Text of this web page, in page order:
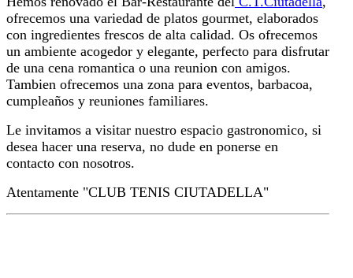
ofrecemos una variedad de platos gourmet, elaborados
con ingredientes frescos de alta calidad. Os ofrecemos
un ambiente acogedor y elegante, perfecto para disfrutar
de una cena romantica o una reunion con amigos.
Tambien ofrecemos una zona para eventos, barbacoa,
cumpleaños y reuniones familiares.
Le invitamos a visitar nuestro espacio gastronomico, si
desea hacer una reserva, no dude en ponerse en
contacto con nosotros.
Atentamente "CLUB TENIS CIUTADELLA"